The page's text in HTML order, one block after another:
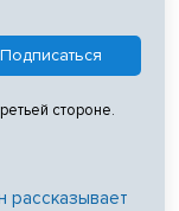
стороне.
рассказывает